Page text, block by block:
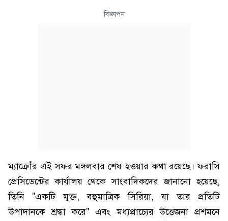
বিজ্ঞাপন
ম্যাক্রোঁর এই সফর মঙ্গলবার শেষ হওয়ার কথা রয়েছে। ফরাসি
প্রেসিডেন্টের কার্যালয় থেকে সাংবাদিকদের জানানো হয়েছে,
তিনি "একটি মুক্ত, বহুমাত্রিক সিরিয়া, যা তার প্রতিটি
উপাদানকে শ্রদ্ধা করে" এবং মধ্যপ্রাচ্যের উত্তেজনা প্রশমনে